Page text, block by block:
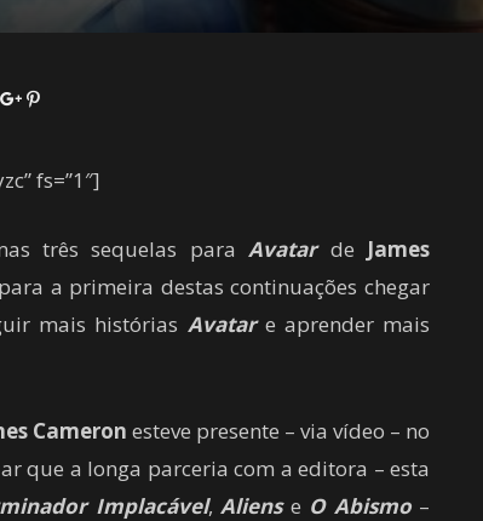
fs=”1″]
três sequelas paraAvatarde James
a primeira destas continuações chegar
mais histórias Avatare aprender mais
Cameron esteve presente – via vídeo – no
que a longa parceria com a editora – esta
Implacável, Aliense O Abismo–